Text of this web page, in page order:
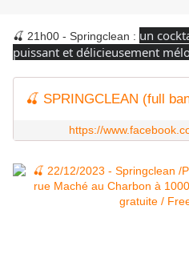
🍒 21h00 - Springclean : un
puissant et délicieusement
https://